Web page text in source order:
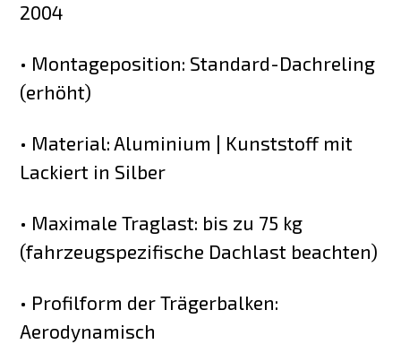
2004
• Montageposition: Standard-Dachreling
(erhöht)
• Material: Aluminium | Kunststoff mit
Lackiert in Silber
• Maximale Traglast: bis zu 75 kg
(fahrzeugspezifische Dachlast beachten)
• Profilform der Trägerbalken:
Aerodynamisch